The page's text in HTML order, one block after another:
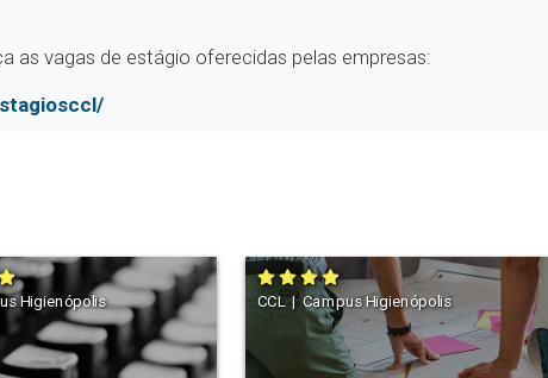
as vagas de estágio oferecidas pelas empresas:
Higienópolis CCL | Campus Higienópolis